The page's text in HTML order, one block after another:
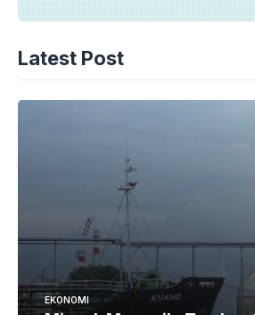
Latest Post
EKONOMI